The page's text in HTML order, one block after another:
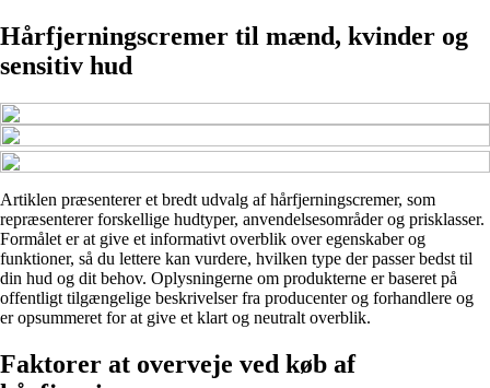
Hårfjerningscremer til mænd, kvinder og
sensitiv hud
Artiklen præsenterer et bredt udvalg af hårfjerningscremer, som
repræsenterer forskellige hudtyper, anvendelsesområder og prisklasser.
Formålet er at give et informativt overblik over egenskaber og
funktioner, så du lettere kan vurdere, hvilken type der passer bedst til
din hud og dit behov. Oplysningerne om produkterne er baseret på
offentligt tilgængelige beskrivelser fra producenter og forhandlere og
er opsummeret for at give et klart og neutralt overblik.
Faktorer at overveje ved køb af